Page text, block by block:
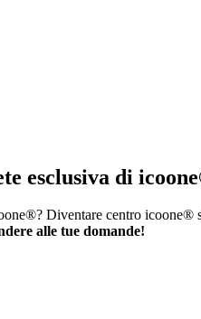
esclusiva di
Diventare centro
alle tue domande!